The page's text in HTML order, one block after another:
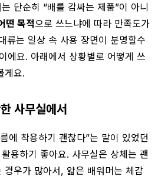
단순히 “배를 감싸는 제품”이 아니
떤 목적으로 쓰느냐에 따라 만족도가
류는 일상 속 사용 장면이 분명할수
에요. 아래에서 상황별로 어떻게 쓰
게요.
사무실에서
에 착용하기 괜찮다”는 말이 있었던
용하기 좋아요. 사무실은 상체는 괜
경우가 많아서, 얇은 배워머는 체감